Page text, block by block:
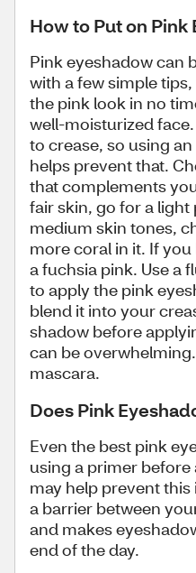
How to Put on Pink
Pink eyeshadow can
with a few simple
the pink look in no
well-moisturized
to crease, so using
helps prevent that.
that complements
fair skin, go for a light
medium skin tones,
more coral in it. If
a fuchsia pink. Use a
to apply the pink
blend it into your
shadow before
can be
mascara.
Does Pink
Even the best pink
using a primer
may help prevent this
a barrier between
and makes
end of the day.